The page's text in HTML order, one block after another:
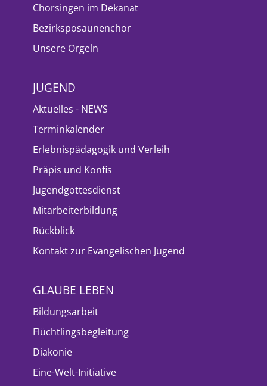
Chorsingen im Dekanat
Bezirksposaunenchor
Unsere Orgeln
JUGEND
Aktuelles - NEWS
Terminkalender
Erlebnispädagogik und Verleih
Präpis und Konfis
Jugendgottesdienst
Mitarbeiterbildung
Rückblick
Kontakt zur Evangelischen Jugend
GLAUBE LEBEN
Bildungsarbeit
Flüchtlingsbegleitung
Diakonie
Eine-Welt-Initiative